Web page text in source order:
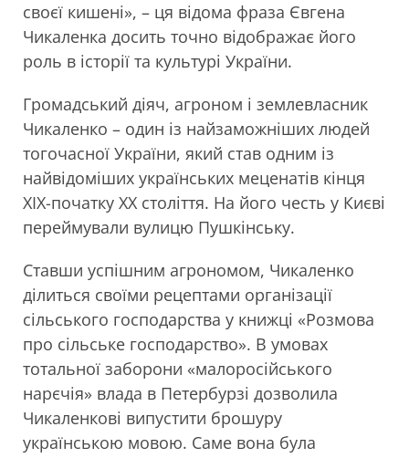
своєї кишені», – ця відома фраза Євгена
Чикаленка досить точно відображає його
роль в історії та культурі України.
Громадський діяч, агроном і землевласник
Чикаленко – один із найзаможніших людей
тогочасної України, який став одним із
найвідоміших українських меценатів кінця
XIX-початку XX століття. На його честь у Києві
переймували вулицю Пушкінську.
Ставши успішним агрономом, Чикаленко
ділиться своїми рецептами організації
сільського господарства у книжці «Розмова
про сільське господарство». В умовах
тотальної заборони «малоросійського
нарєчія» влада в Петербурзі дозволила
Чикаленкові випустити брошуру
українською мовою. Саме вона була